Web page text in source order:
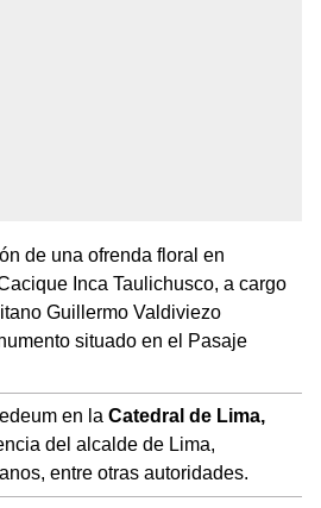
de una ofrenda floral en
Inca Taulichusco, a cargo
Guillermo Valdiviezo
situado en el Pasaje
en la Catedral de Lima,
del alcalde de Lima,
entre otras autoridades.